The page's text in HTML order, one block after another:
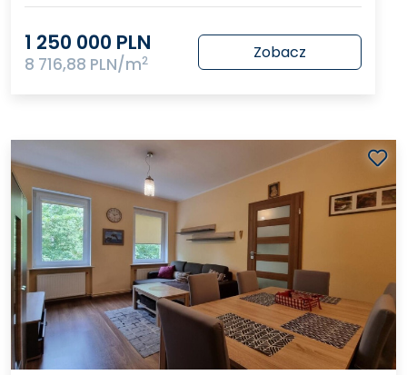
1 250 000 PLN
8 716,88 PLN/m2 Zobacz